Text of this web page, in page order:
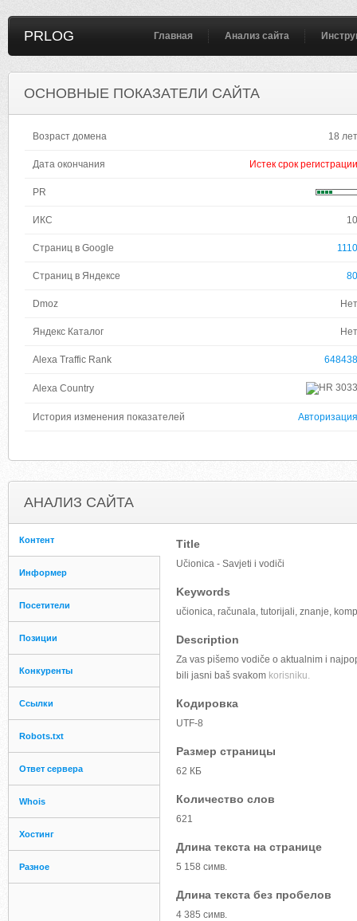
PRLOG Главная Анализ сайта
ОСНОВНЫЕ ПОКАЗАТЕЛИ САЙТА
Возраст домена 18 лет
Дата окончания Истек срок регистрации
PR
ИКС 10
Страниц в Google 1110
Страниц в Яндексе 80
Dmoz Нет
Яндекс Каталог Нет
Alexa Traffic Rank 648438
Alexa Country 3033
История изменения показателей Авторизация
АНАЛИЗ САЙТА
Контент
Информер
Посетители
Позиции
Конкуренты
Ссылки
Robots.txt
Ответ сервера
Whois
Хостинг
Разное
Title
Učionica - Savjeti i vodiči
Keywords
učionica, računala, tutorijali, znanje,
Description
Za vas pišemo vodiče o aktualnim i
bili jasni baš svakom korisniku.
Кодировка
UTF-8
Размер страницы
62 КБ
Количество слов
621
Длина текста на странице
5 158 симв.
Длина текста без пробелов
4 385 симв.